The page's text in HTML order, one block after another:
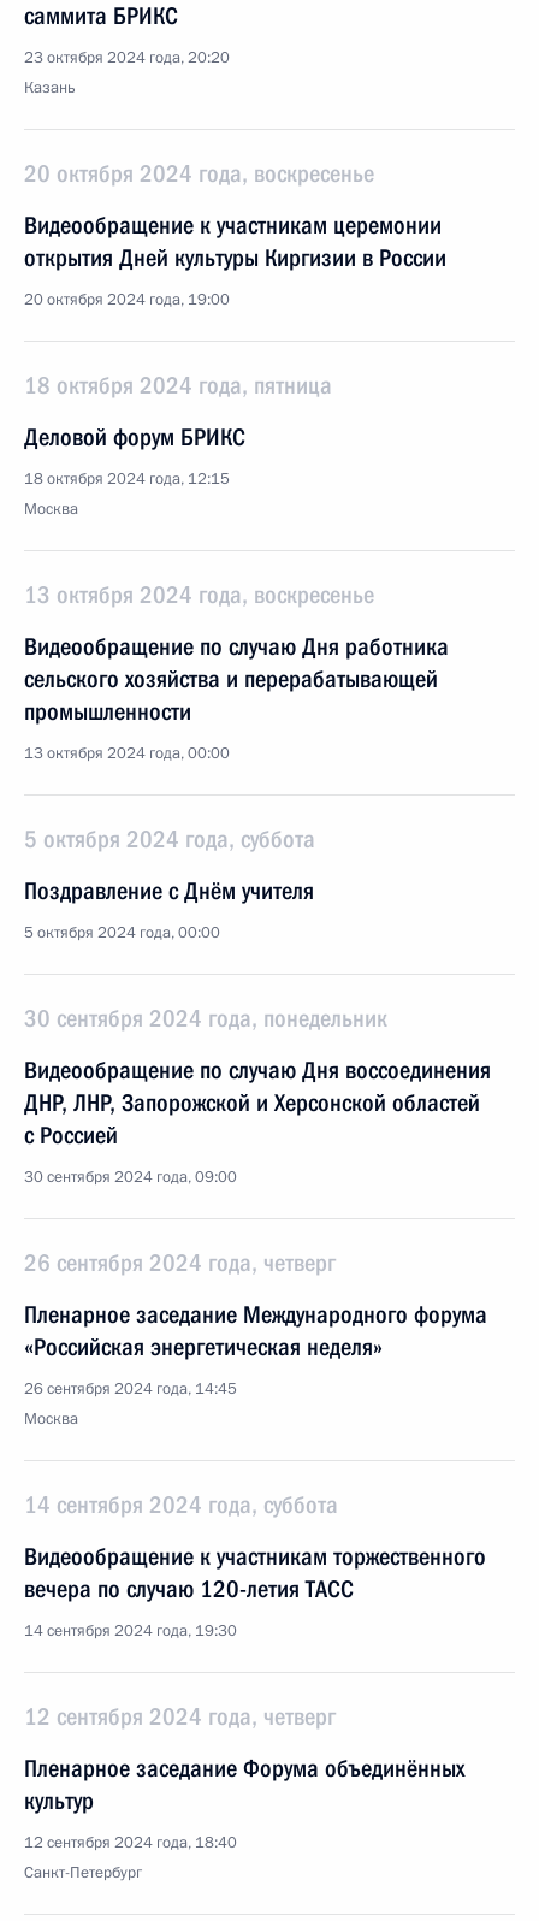
саммита БРИКС
23 октября 2024 года, 20:20
Казань
20 октября 2024 года, воскресенье
Видеообращение к участникам церемонии
открытия Дней культуры Киргизии в России
20 октября 2024 года, 19:00
18 октября 2024 года, пятница
Деловой форум БРИКС
18 октября 2024 года, 12:15
Москва
13 октября 2024 года, воскресенье
Видеообращение по случаю Дня работника
сельского хозяйства и перерабатывающей
промышленности
13 октября 2024 года, 00:00
5 октября 2024 года, суббота
Поздравление с Днём учителя
5 октября 2024 года, 00:00
30 сентября 2024 года, понедельник
Видеообращение по случаю Дня воссоединения
ДНР, ЛНР, Запорожской и Херсонской областей
с Россией
30 сентября 2024 года, 09:00
26 сентября 2024 года, четверг
Пленарное заседание Международного форума
«Российская энергетическая неделя»
26 сентября 2024 года, 14:45
Москва
14 сентября 2024 года, суббота
Видеообращение к участникам торжественного
вечера по случаю 120-летия ТАСС
14 сентября 2024 года, 19:30
12 сентября 2024 года, четверг
Пленарное заседание Форума объединённых
культур
12 сентября 2024 года, 18:40
Санкт-Петербург